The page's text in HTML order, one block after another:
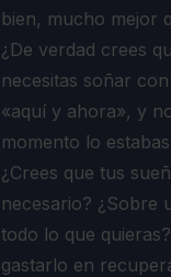
bien, mucho mejor
¿De verdad crees
necesitas soñar
«aquí y ahora», y
momento lo
¿Crees que tus
necesario? ¿Sobre
todo lo que
gastarlo en